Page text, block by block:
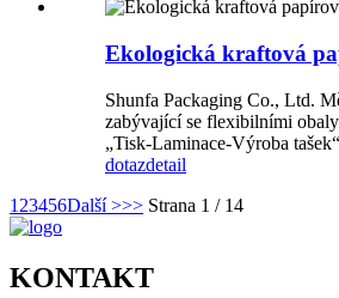
Ekologická kraftová
Shunfa Packaging Co., Ltd.
zabývající se flexibilními
„Tisk-Laminace-Výroba
dotazdetail
1 23456Další >>> Strana 1 / 14
KONTAKT